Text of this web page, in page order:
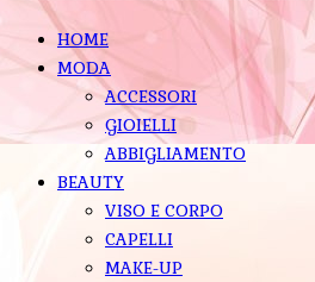
HOME
MODA
ACCESSORI
GIOIELLI
ABBIGLIAMENTO
BEAUTY
VISO E CORPO
CAPELLI
MAKE-UP